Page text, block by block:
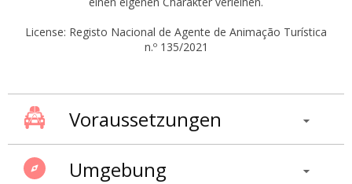
License: Registo Nacional de Agente de Animação Turística
n.º 135/2021
Voraussetzungen
Umgebung